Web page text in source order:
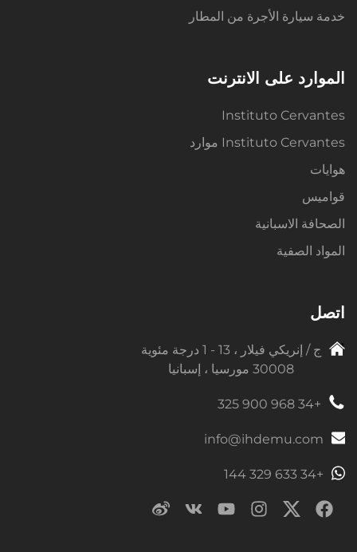
خدمة سيارة الأجرة من المطار
الموارد على الانترنت
Instituto Cervantes
Instituto Cervantes موارد
هوايات
قواميس
الصحافة الاسبانية
المواد الصفية
اتصل
ج / إنريكي فيلار ، 13 - 1 درجة مئوية
30008 مورسيا ، إسبانيا
+34 968 900 325
info@ihdemu.com
+34 633 329 144